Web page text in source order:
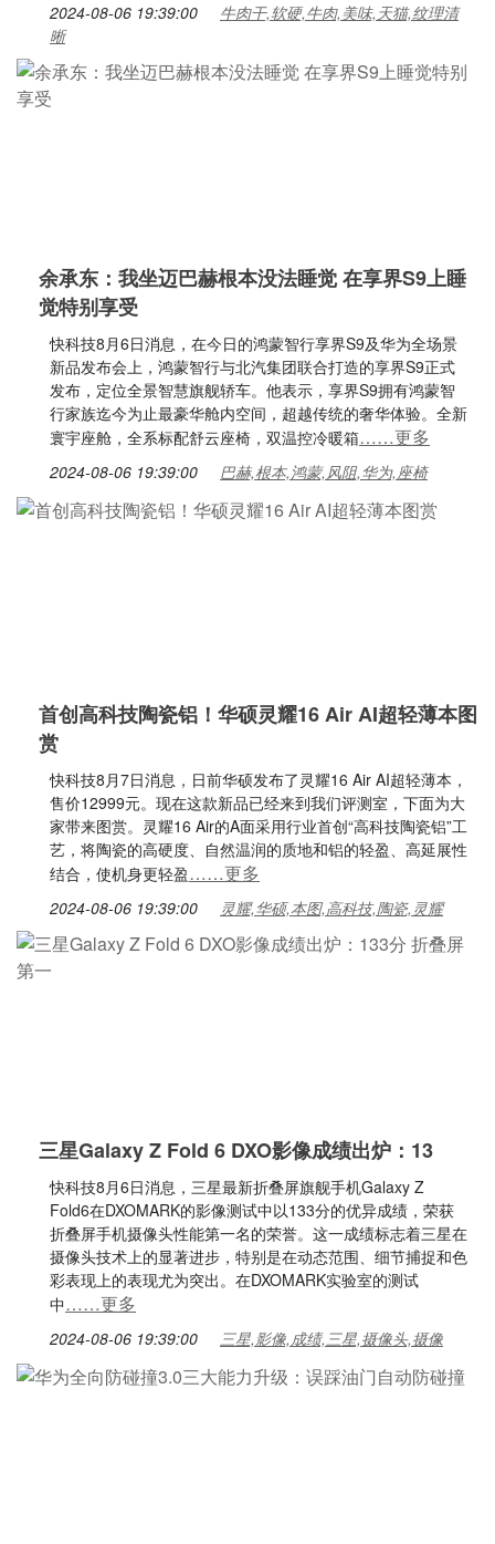
2024-08-06 19:39:00
牛肉干,软硬,牛肉,美味,天猫,纹理清
晰
余承东：我坐迈巴赫根本没法睡觉 在享界S9上睡
觉特别享受
快科技8月6日消息，在今日的鸿蒙智行享界S9及华为全场景
新品发布会上，鸿蒙智行与北汽集团联合打造的享界S9正式
发布，定位全景智慧旗舰轿车。他表示，享界S9拥有鸿蒙智
行家族迄今为止最豪华舱内空间，超越传统的奢华体验。全新
寰宇座舱，全系标配舒云座椅，双温控冷暖箱……更多
2024-08-06 19:39:00 巴赫,根本,鸿蒙,风阻,华为,座椅
首创高科技陶瓷铝！华硕灵耀16 Air AI超轻薄本图
赏
快科技8月7日消息，日前华硕发布了灵耀16 Air AI超轻薄本，
售价12999元。现在这款新品已经来到我们评测室，下面为大
家带来图赏。灵耀16 Air的A面采用行业首创“高科技陶瓷铝”工
艺，将陶瓷的高硬度、自然温润的质地和铝的轻盈、高延展性
结合，使机身更轻盈……更多
2024-08-06 19:39:00 灵耀,华硕,本图,高科技,陶瓷,灵耀
三星Galaxy Z Fold 6 DXO影像成绩出炉：13
快科技8月6日消息，三星最新折叠屏旗舰手机Galaxy Z
Fold6在DXOMARK的影像测试中以133分的优异成绩，荣获
折叠屏手机摄像头性能第一名的荣誉。这一成绩标志着三星在
摄像头技术上的显著进步，特别是在动态范围、细节捕捉和色
彩表现上的表现尤为突出。在DXOMARK实验室的测试
中……更多
2024-08-06 19:39:00 三星,影像,成绩,三星,摄像头,摄像